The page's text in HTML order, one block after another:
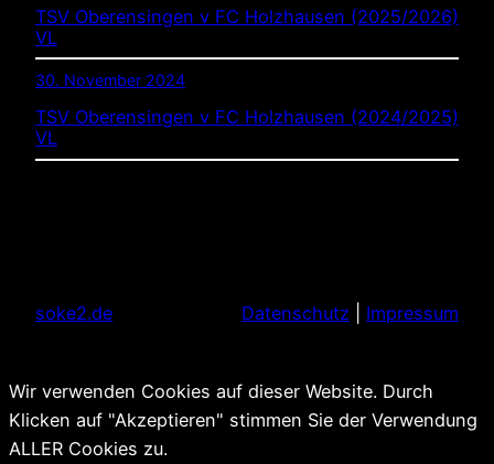
TSV Oberensingen v FC Holzhausen (2025/2026)
VL
30. November 2024
TSV Oberensingen v FC Holzhausen (2024/2025)
VL
soke2.de Datenschutz Impressum
Wir verwenden Cookies auf dieser Website. Durch
Klicken auf "Akzeptieren" stimmen Sie der Verwendung
ALLER Cookies zu.